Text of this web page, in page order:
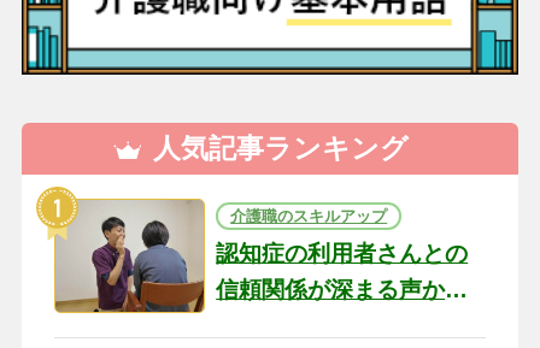
人気記事ランキング
介護職のスキルアップ
認知症の利用者さんとの
信頼関係が深まる声かけ